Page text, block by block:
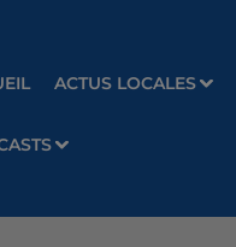
ACTUS LOCALES